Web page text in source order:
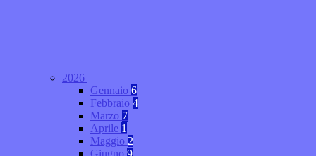
2026
Gennaio 6
Febbraio 4
Marzo 7
Aprile 1
Maggio 2